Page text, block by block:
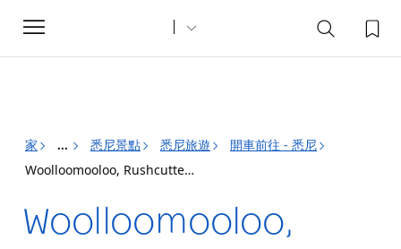
Toggle
navigation
家 ... 悉尼景點 悉尼旅遊
開車前往 - 悉尼
Woolloomooloo, Rushcutters 灣, 雙灣
Woolloomooloo,